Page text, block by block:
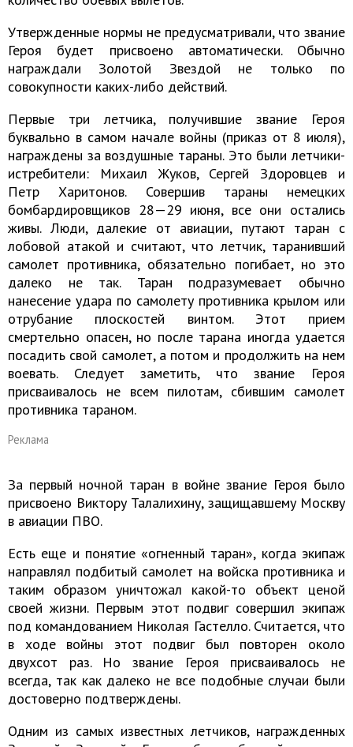
Утвержденные нормы не предусматривали, что звание
Героя будет присвоено автоматически. Обычно
награждали Золотой Звездой не только по
совокупности каких-либо действий.
Первые три летчика, получившие звание Героя
буквально в самом начале войны (приказ от 8 июля),
награждены за воздушные тараны. Это были летчики-
истребители: Михаил Жуков, Сергей Здоровцев и
Петр Харитонов. Совершив тараны немецких
бомбардировщиков 28—29 июня, все они остались
живы. Люди, далекие от авиации, путают таран с
лобовой атакой и считают, что летчик, таранивший
самолет противника, обязательно погибает, но это
далеко не так. Таран подразумевает обычно
нанесение удара по самолету противника крылом или
отрубание плоскостей винтом. Этот прием
смертельно опасен, но после тарана иногда удается
посадить свой самолет, а потом и продолжить на нем
воевать. Следует заметить, что звание Героя
присваивалось не всем пилотам, сбившим самолет
противника тараном.
Реклама
За первый ночной таран в войне звание Героя было
присвоено Виктору Талалихину, защищавшему Москву
в авиации ПВО.
Есть еще и понятие «огненный таран», когда экипаж
направлял подбитый самолет на войска противника и
таким образом уничтожал какой-то объект ценой
своей жизни. Первым этот подвиг совершил экипаж
под командованием Николая Гастелло. Считается, что
в ходе войны этот подвиг был повторен около
двухсот раз. Но звание Героя присваивалось не
всегда, так как далеко не все подобные случаи были
достоверно подтверждены.
Одним из самых известных летчиков, награжденных